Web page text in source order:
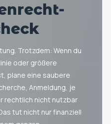
Trotzdem: Wenn du
oder größere
plane eine saubere
Anmeldung, je
rechtlich nicht nutzbar
tut nicht nur finanziell